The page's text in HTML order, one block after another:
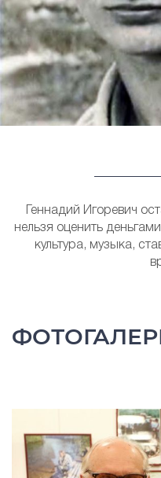
Геннадий Игоревич
нельзя оценить
культура, музыка,